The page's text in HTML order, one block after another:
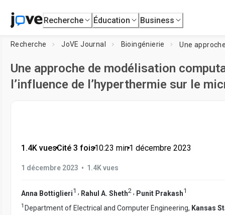
Recherche Éducation Business
Recherche JoVE Journal Bioingénierie
Une approche de modélisation
l’influence de l’hyperthermie sur le
1.4K vues•Cité 3 fois•10:23 min•1 décembre 2023
1 décembre 2023 • 1.4K vues
Anna Bottiglieri1 , Rahul A. Sheth2 , Punit Prakash1
1 Department of Electrical and Computer Engineering, Kansas